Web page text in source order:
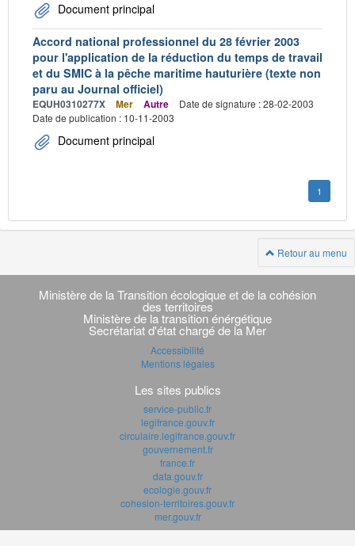
Document principal
Accord national professionnel du 28 février 2003
pour l'application de la réduction du temps de travail
et du SMIC à la pêche maritime hauturière (texte non
paru au Journal officiel)
EQUH0310277X Mer Autre
Date de signature : 28-02-2003
Date de publication : 10-11-2003
Document principal
1
Retour au menu
Navigation
transverse
Ministère de la Transition écologique et de la cohésion
des territoires
Ministère de la transition énérgétique
Secrétariat d'état chargé de la Mer
Accessibilité
Mentions légales
Les sites publics
service-public.fr
legifrance.gouv.fr
circulaire.legifrance.gouv.fr
gouvernement.fr
france.fr
data.gouv.fr
ecologie.gouv.fr
cohesion-territoires.gouv.fr
mer.gouv.fr